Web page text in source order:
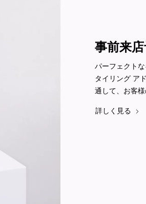
事前来
パーフェクト
タイリング ア
通して、お客
詳しく見る